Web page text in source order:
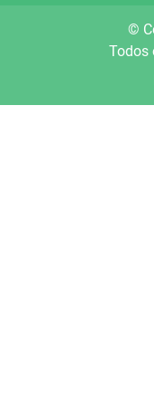
©
Todos